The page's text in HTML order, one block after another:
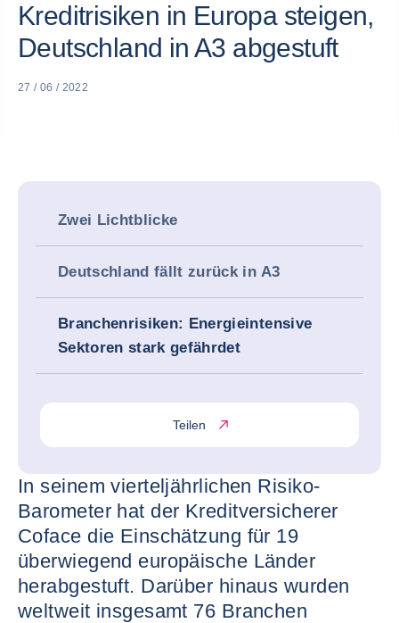
Kreditrisiken in Europa steigen,
Deutschland in A3 abgestuft
27 / 06 / 2022
Zwei Lichtblicke
Deutschland fällt zurück in A3
Branchenrisiken: Energieintensive
Sektoren stark gefährdet
Teilen
In seinem vierteljährlichen Risiko-
Barometer hat der Kreditversicherer
Coface die Einschätzung für 19
überwiegend europäische Länder
herabgestuft. Darüber hinaus wurden
weltweit insgesamt 76 Branchen